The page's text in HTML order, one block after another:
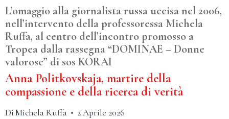
L’omaggio alla giornalista russa uccisa nel 2006,
nell’intervento della professoressa Michela
Ruffa, al centro dell’incontro promosso a
Tropea dalla rassegna “DOMINAE – Donne
valorose” di sos KORAI
Anna Politkovskaja, martire della
compassione e della ricerca di verità
DiMichela Ruffa 2 Aprile 2026